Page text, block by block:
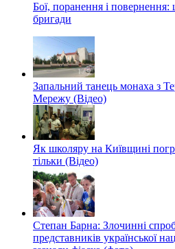
Бої, поранення і повернення:
бригади
Запальний танець монаха з
Мережу (Відео)
Як школяру на Київщині
тільки (Відео)
Степан Барна: Злочинні
представників української